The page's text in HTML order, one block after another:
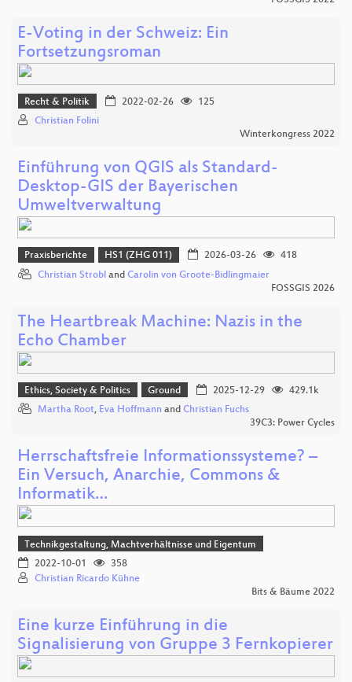
E-Voting in der Schweiz: Ein
Fortsetzungsroman
Recht & Politik 2022-02-26
125
Christian Folini
Winterkongress 2022
Einführung von QGIS als Standard-
Desktop-GIS der Bayerischen
Umweltverwaltung
Praxisberichte HS1 (ZHG 011) 2026-03-26
418
Christian Strobl and Carolin von Groote-Bidlingmaier
FOSSGIS 2026
The Heartbreak Machine: Nazis in the
Echo Chamber
Ethics, Society & Politics Ground 2025-12-29
429.1k
Martha Root, Eva Hoffmann and Christian Fuchs
39C3: Power Cycles
Herrschaftsfreie Informationssysteme? –
Ein Versuch, Anarchie, Commons &
Informatik…
Technikgestaltung, Machtverhältnisse und Eigentum
2022-10-01
358
Christian Ricardo Kühne
Bits & Bäume 2022
Eine kurze Einführung in die
Signalisierung von Gruppe 3 Fernkopierer